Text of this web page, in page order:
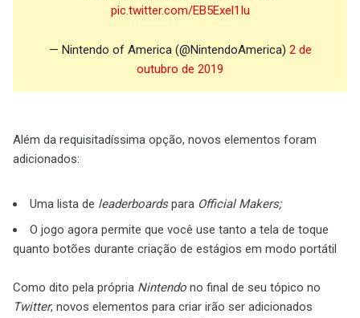
pic.twitter.com/EB5Exel1Iu
— Nintendo of America (@NintendoAmerica) 2 de
outubro de 2019
Além da requisitadíssima opção, novos elementos foram
adicionados:
Uma lista de leaderboardspara Official Makers;
O jogo agora permite que você use tanto a tela de toque
quanto botões durante criação de estágios em modo portátil
Como dito pela própria Nintendo no final de seu tópico no
Twitter, novos elementos para criar irão ser adicionados